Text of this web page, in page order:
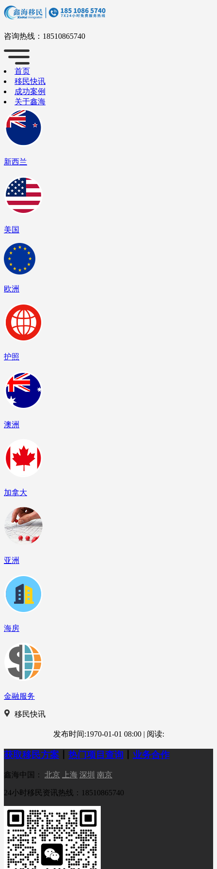
咨询热线： 18510865740
首页
移民快讯
成功案例
关于鑫海
新西兰
美国
欧洲
护照
澳洲
加拿大
亚洲
海房
金融服务
移民快讯
发布时间:1970-01-01 08:00 | 阅读:
获取移民方案 热门项目查询 业务合作
鑫海中国： 北京 上海 深圳 南京
24小时移民资讯热线：18510865740